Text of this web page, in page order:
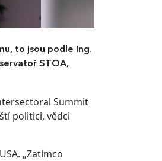
to jsou podle Ing.
STOA,
Summit
politici, vědci
„Zatímco